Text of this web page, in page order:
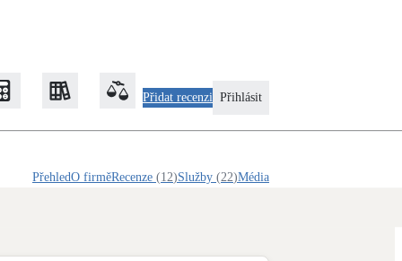
Přidat recenzi Přihlásit
PROFI
PřehledO firměRecenze (12)Služby (22)Média